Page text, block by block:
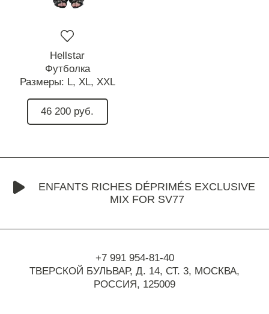
Hellstar
Футболка
Размеры: L, XL, XXL
46 200 руб.
ENFANTS RICHES DÉPRIMÉS EXCLUSIVE
MIX FOR SV77
+7 991 954-81-40
ТВЕРСКОЙ БУЛЬВАР, Д. 14, СТ. 3, МОСКВА,
РОССИЯ, 125009